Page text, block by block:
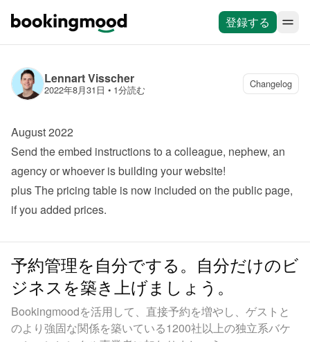
登録する
Lennart Visscher
2022年8月31日 • 1分読む Changelog
August 2022
Send the embed instructions to a colleague, nephew, an
agency or whoever is building your website!
plus The pricing table is now included on the public page,
if you added prices.
予約管理を自分でする。自分だけのビ
ジネスを築き上げましょう。
Bookingmoodを活用して、直接予約を増やし、ゲストと
のより強固な関係を築いている1200社以上の独立系バケ